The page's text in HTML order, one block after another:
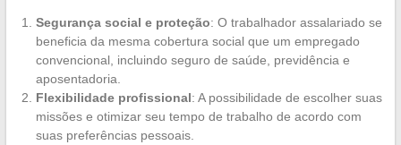
Segurança social e proteção: O trabalhador assalariado se
beneficia da mesma cobertura social que um empregado
convencional, incluindo seguro de saúde, previdência e
aposentadoria.
Flexibilidade profissional: A possibilidade de escolher suas
missões e otimizar seu tempo de trabalho de acordo com
suas preferências pessoais.